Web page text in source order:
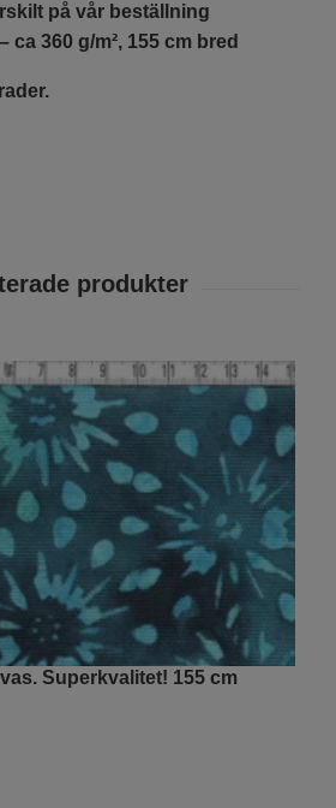
på vår beställning
ca 360 g/m², 155 cm bred
Superkvalitet! 155 cm